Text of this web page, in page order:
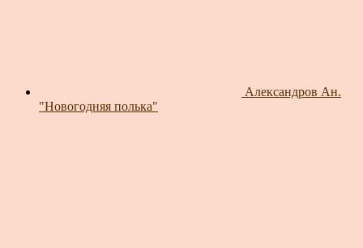
Александров Ан.
"Новогодняя полька"